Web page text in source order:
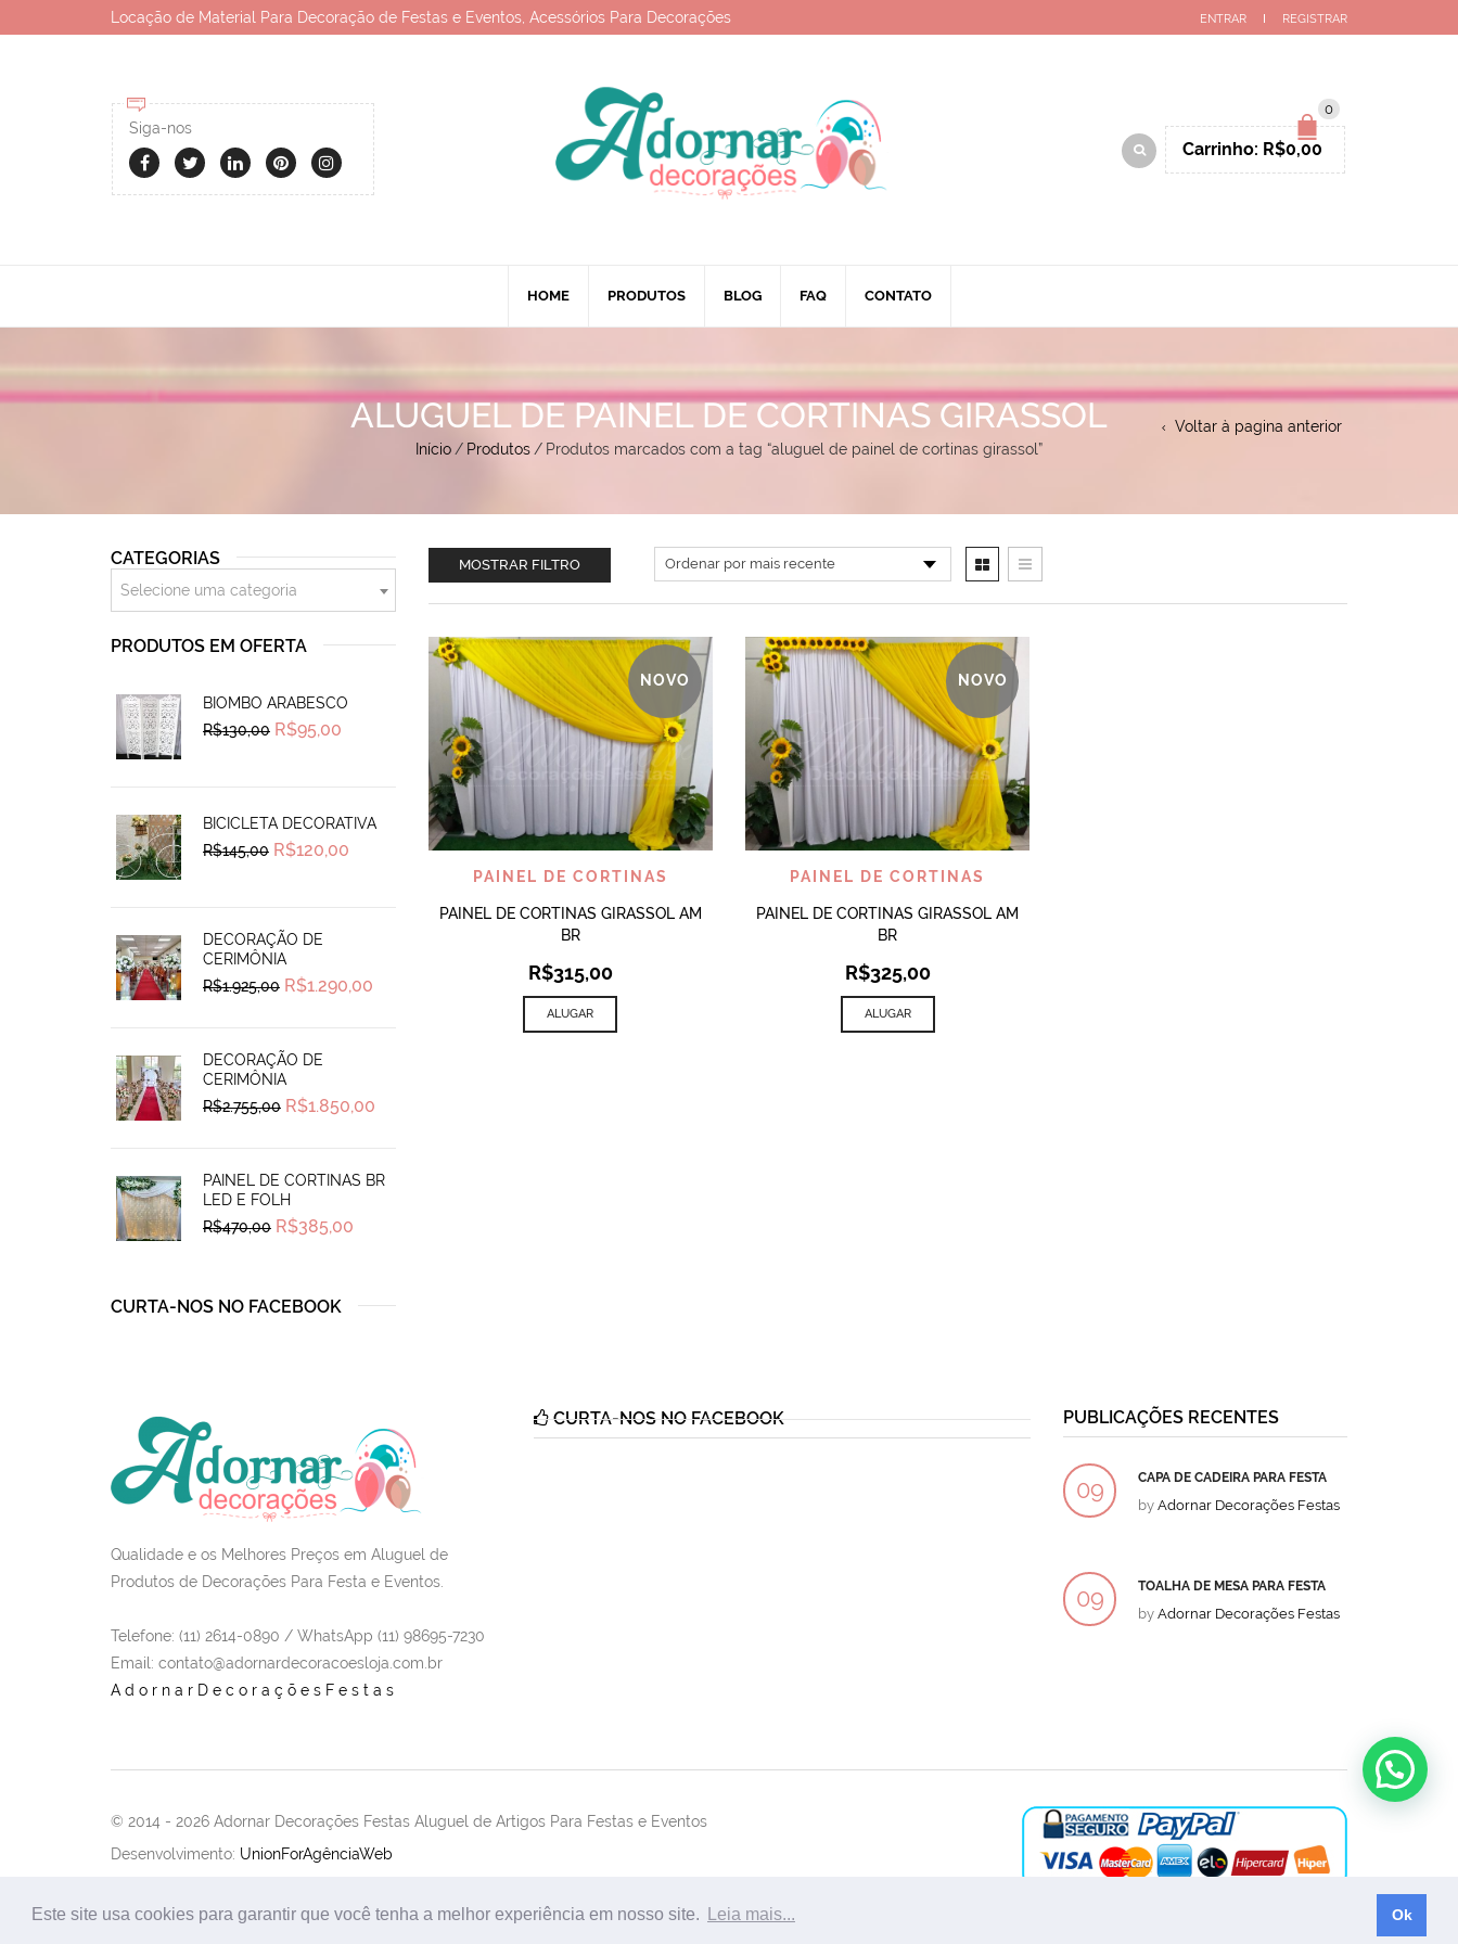
Este site usa cookies para garantir que você tenha a melhor experiência em nosso site. Leia mais... Ok
Locação de Material Para Decoração de Festas e Eventos, Acessórios Para Decorações ENTRAR REGISTRAR
Siga-nos
0
Carrinho: R$0,00
HOME PRODUTOS BLOG FAQ CONTATO
ALUGUEL DE PAINEL DE CORTINAS GIRASSOL
Início / Produtos / Produtos marcados com a tag “aluguel de painel de cortinas girassol”
Voltar à pagina anterior
MOSTRAR FILTRO
NOVO
VISUALIZAR
PAINEL DE CORTINAS
PAINEL DE CORTINAS GIRASSOL AM
BR
R$315,00
ALUGAR
NOVO
VISUALIZAR
PAINEL DE CORTINAS
PAINEL DE CORTINAS GIRASSOL AM
BR
R$325,00
ALUGAR
CATEGORIAS
Selecione uma categoria
PRODUTOS EM OFERTA
BIOMBO ARABESCO
R$130,00 Original
price
R$95,00
BICICLETA DECORATIVA
R$145,00 Original
price
R$120,00
DECORAÇÃO DE
CERIMÔNIA
R$1.925,00 Original
price
R$1.290,00
DECORAÇÃO DE
CERIMÔNIA
R$2.755,00 Original
price
R$1.850,00
PAINEL DE CORTINAS BR
LED E FOLH
R$470,00 Original
price
R$385,00
CURTA-NOS NO FACEBOOK
Qualidade e os Melhores Preços em Aluguel de
Produtos de Decorações Para Festa e Eventos.
Telefone: (11) 2614-0890 / WhatsApp (11) 98695-7230
Email : contato@adornardecoracoesloja.com.br
AdornarDecoraçõesFestas
CURTA-NOS NO FACEBOOK PUBLICAÇÕES RECENTES
09 CAPA DE CADEIRA PARA FESTA
byAdornar Decorações Festas
09 TOALHA DE MESA PARA FESTA
byAdornar Decorações Festas
© 2014 - 2026 Adornar Decorações Festas Aluguel de Artigos Para Festas e Eventos
Desenvolvimento: UnionForAgênciaWeb